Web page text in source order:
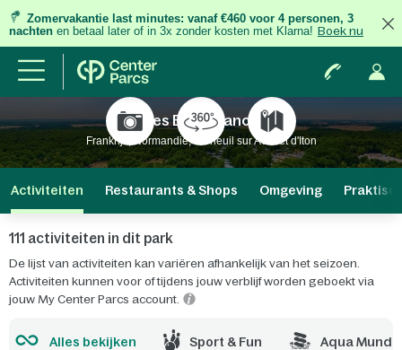
Zomervakantie last minutes: vanaf €460 voor 4 personen, 3
nachten en betaal later of in 3x zonder kosten met Klarna! Boek nu
Les Bois-Francs
Frankrijk, Normandië, Verneuil sur Avre et d'Iton
Activiteiten Restaurants & Shops Omgeving
111 activiteiten in dit park
De lijst van activiteiten kan variëren afhankelijk van het seizoen.
Activiteiten kunnen voor of tijdens jouw verblijf worden geboekt via
jouw My Center Parcs account.
Alles bekijken Sport & Fun Aqua Mundo